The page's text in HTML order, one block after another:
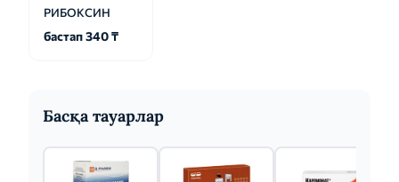
РИБОКСИН
бастап 340 ₸
Басқа тауарлар